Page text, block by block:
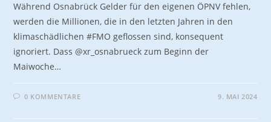
Während Osnabrück Gelder für den eigenen ÖPNV fehlen,
werden die Millionen, die in den letzten Jahren in den
klimaschädlichen #FMO geflossen sind, konsequent
ignoriert. Dass @xr_osnabrueck zum Beginn der
Maiwoche…
0 KOMMENTARE 9. MAI 2024